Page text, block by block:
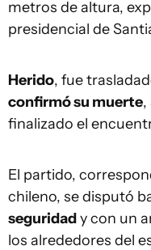
metros de altura,
presidencial de
Herido, fue
confirmó su muerte,
finalizado el
El partido,
chileno, se disputó
seguridady con un
los alrededores del